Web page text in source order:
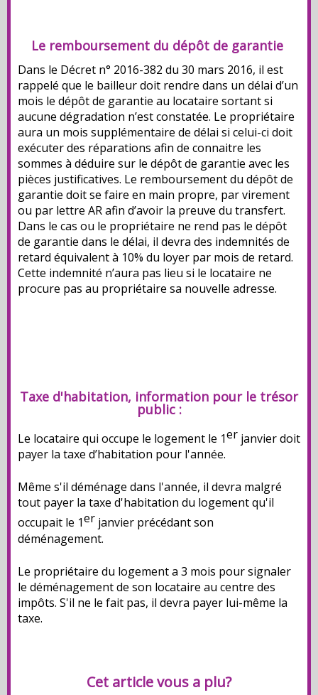
Le remboursement du dépôt de garantie
Dans le Décret n° 2016-382 du 30 mars 2016, il est
rappelé que le bailleur doit rendre dans un délai d’un
mois le dépôt de garantie au locataire sortant si
aucune dégradation n’est constatée. Le propriétaire
aura un mois supplémentaire de délai si celui-ci doit
exécuter des réparations afin de connaitre les
sommes à déduire sur le dépôt de garantie avec les
pièces justificatives. Le remboursement du dépôt de
garantie doit se faire en main propre, par virement
ou par lettre AR afin d’avoir la preuve du transfert.
Dans le cas ou le propriétaire ne rend pas le dépôt
de garantie dans le délai, il devra des indemnités de
retard équivalent à 10% du loyer par mois de retard.
Cette indemnité n’aura pas lieu si le locataire ne
procure pas au propriétaire sa nouvelle adresse.
Taxe d'habitation, information pour le trésor
public :
Le locataire qui occupe le logement le 1er janvier doit
payer la taxe d’habitation pour l'année.
Même s'il déménage dans l'année, il devra malgré
tout payer la taxe d'habitation du logement qu'il
occupait le 1er janvier précédant son
déménagement.
Le propriétaire du logement a 3 mois pour signaler
le déménagement de son locataire au centre des
impôts. S'il ne le fait pas, il devra payer lui-même la
taxe.
Cet article vous a plu?